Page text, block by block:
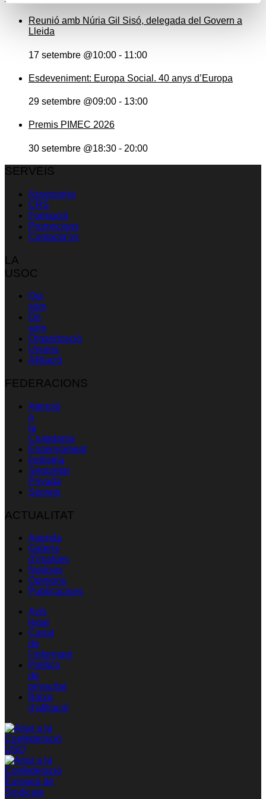
Reunió amb Núria Gil Sisó, delegada del Govern a
Lleida
17 setembre @10:00 - 11:00
Esdeveniment: Europa Social. 40 anys d’Europa
29 setembre @09:00 - 13:00
Premis PIMEC 2026
30 setembre @18:30 - 20:00
SERVEIS
Assessoria
CRS
Formació
Promocions
Contacta’ns
LA
USOC
Qui
som
On
som
Organització
Unions
Afiliació
FEDERACIONS
Atenció
a
la
Ciutadania
Ensenyament
Indústria
Seguretat
Privada
Serveis
ACTUALITAT
Agenda
Galeria
d’imatges
Notícies
Opinions
Publicacions
Avís
legal
Canal
de
l’informant
Política
de
privacitat
Baixa
d’afiliació